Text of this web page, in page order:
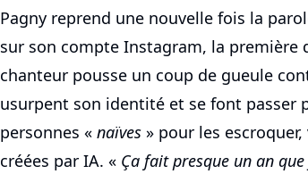
Pagny reprend une nouvelle fois la
sur son compte Instagram, la première
chanteur pousse un coup de gueule
usurpent son identité et se font passer
personnes « naïves » pour les
créées par IA. « Ça fait presque un an